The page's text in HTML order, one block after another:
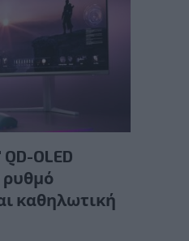
OLED
ρυθμό
καθηλωτική